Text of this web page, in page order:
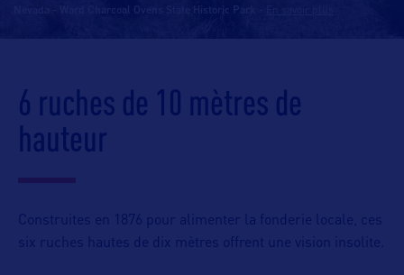
Nevada - Ward Charcoal Ovens State Historic Park
6 ruches de 10 mètres de
hauteur
Construites en 1876 pour alimenter la fonderie locale, ces
six ruches hautes de dix mètres offrent une vision insolite.